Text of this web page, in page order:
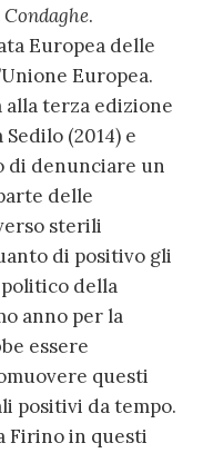
Condaghe.
Europea delle
Europea.
alla terza edizione
(2014) e
di denunciare un
delle
sterili
di positivo gli
della
anno per la
essere
questi
positivi da tempo.
Firino in questi